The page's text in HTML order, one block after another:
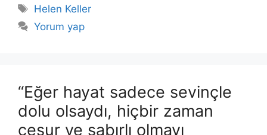
Etiketler
Helen Keller
Yorum yap
“Eğer hayat sadece sevinçle
dolu olsaydı, hiçbir zaman
cesur ve sabırlı olmayı